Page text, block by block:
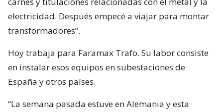
electricidad. Después empecé a viajar para montar
transformadores”.
Hoy trabaja para Faramax Trafo. Su labor consiste
en instalar esos equipos en subestaciones de
España y otros países.
“La semana pasada estuve en Alemania y esta